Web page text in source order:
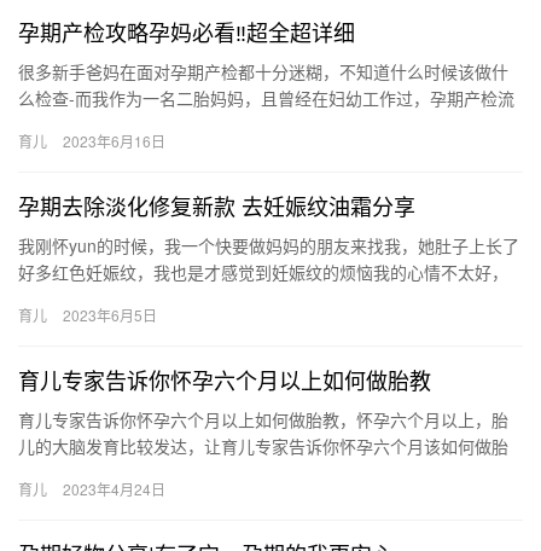
孕期产检攻略孕妈必看‼超全超详细
很多新手爸妈在面对孕期产检都十分迷糊，不知道什么时候该做什
么检查-而我作为一名二胎妈妈，且曾经在妇幼工作过，孕期产检流
检…
育儿 2023年6月16日
孕期去除淡化修复新款 去妊娠纹油霜分享
我刚怀yun的时候，我一个快要做妈妈的朋友来找我，她肚子上长了
好多红色妊娠纹，我也是才感觉到妊娠纹的烦恼我的心情不太好，
育儿 2023年6月5日
育儿专家告诉你怀孕六个月以上如何做胎教
育儿专家告诉你怀孕六个月以上如何做胎教，怀孕六个月以上，胎
儿的大脑发育比较发达，让育儿专家告诉你怀孕六个月该如何做胎
宝…
育儿 2023年4月24日